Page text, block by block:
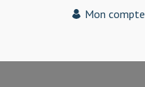
Mon compte